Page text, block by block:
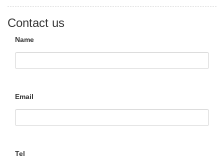
Contact us
Name
Email
Tel